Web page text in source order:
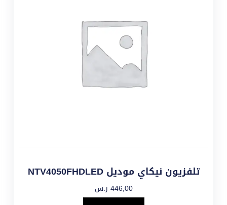
تلفزيون نيكاي موديل NTV4050FHDLED
446,00 ر.س